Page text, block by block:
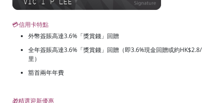
💳信用卡特點
外幣簽賬高達3.6%「獎賞錢」回贈
全年簽賬高達3.6%「獎賞錢」回贈（即3.6%現金回贈或約HK$2.8/
里）
豁首兩年年費
🎁精選迎新優惠